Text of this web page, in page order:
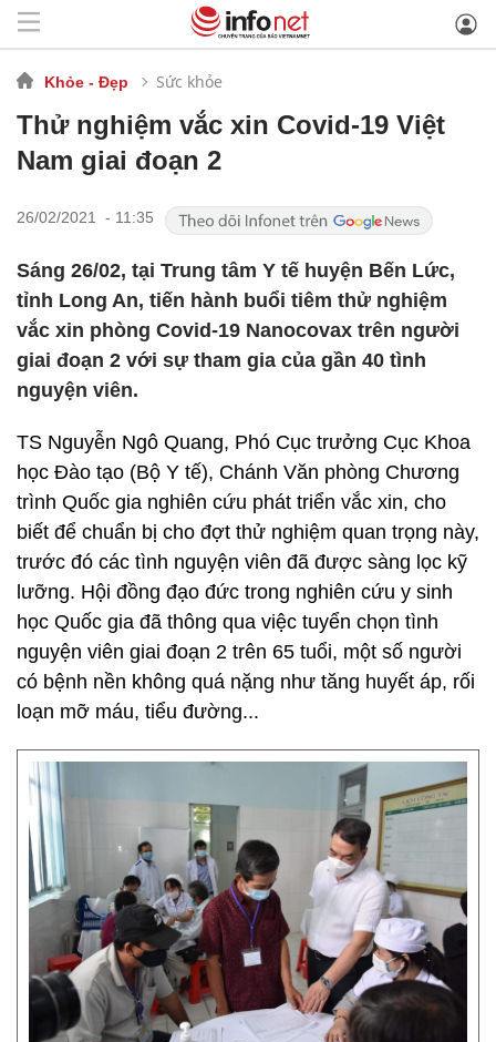
Khỏe - Đẹp Sức khỏe
Thử nghiệm vắc xin Covid-19 Việt
Nam giai đoạn 2
26/02/2021 - 11:35
Sáng 26/02, tại Trung tâm Y tế huyện Bến Lức,
tỉnh Long An, tiến hành buổi tiêm thử nghiệm
vắc xin phòng Covid-19 Nanocovax trên người
giai đoạn 2 với sự tham gia của gần 40 tình
nguyện viên.
TS Nguyễn Ngô Quang, Phó Cục trưởng Cục Khoa
học Đào tạo (Bộ Y tế), Chánh Văn phòng Chương
trình Quốc gia nghiên cứu phát triển vắc xin, cho
biết để chuẩn bị cho đợt thử nghiệm quan trọng này,
trước đó các tình nguyện viên đã được sàng lọc kỹ
lưỡng. Hội đồng đạo đức trong nghiên cứu y sinh
học Quốc gia đã thông qua việc tuyển chọn tình
nguyện viên giai đoạn 2 trên 65 tuổi, một số người
có bệnh nền không quá nặng như tăng huyết áp, rối
loạn mỡ máu, tiểu đường...